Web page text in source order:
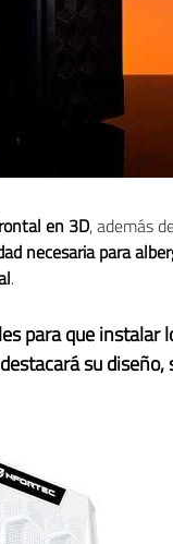
en 3D, además
necesaria para
.
para que instalar
destacará su